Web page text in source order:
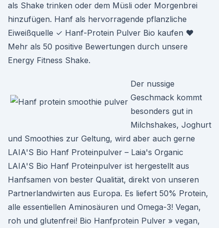
als Shake trinken oder dem Müsli oder Morgenbrei
hinzufügen. Hanf als hervorragende pflanzliche
Eiweißquelle ✓ Hanf-Protein Pulver Bio kaufen ♥
Mehr als 50 positive Bewertungen durch unsere
Energy Fitness Shake.
Der nussige
Geschmack kommt
besonders gut in
Milchshakes, Joghurt
und Smoothies zur Geltung, wird aber auch gerne
LAIA'S Bio Hanf Proteinpulver – Laia's Organic
LAIA'S Bio Hanf Proteinpulver ist hergestellt aus
Hanfsamen von bester Qualität, direkt von unseren
Partnerlandwirten aus Europa. Es liefert 50% Protein,
alle essentiellen Aminosäuren und Omega-3! Vegan,
roh und glutenfrei! Bio Hanfprotein Pulver » vegan,